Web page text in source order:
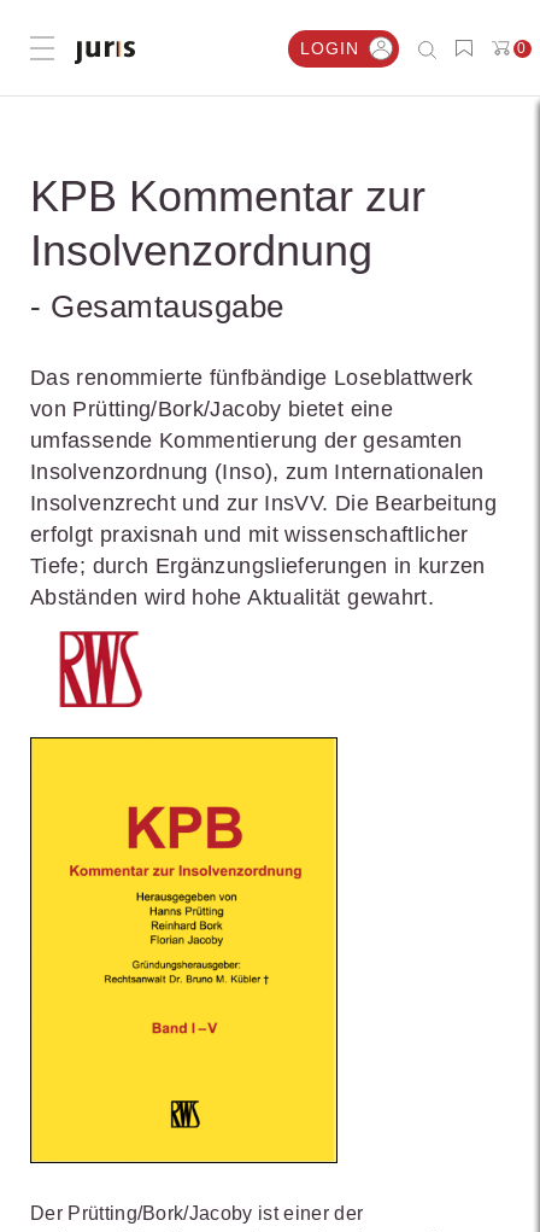
Menü öffnen LOGIN 0
KPB Kommentar zur
Insolvenzordnung
- Gesamtausgabe
Das renommierte fünfbändige Loseblattwerk
von Prütting/Bork/Jacoby bietet eine
umfassende Kommentierung der gesamten
Insolvenzordnung (Inso), zum Internationalen
Insolvenzrecht und zur InsVV. Die Bearbeitung
erfolgt praxisnah und mit wissenschaftlicher
Tiefe; durch Ergänzungslieferungen in kurzen
Abständen wird hohe Aktualität gewahrt.
Der Prütting/Bork/Jacoby ist einer der